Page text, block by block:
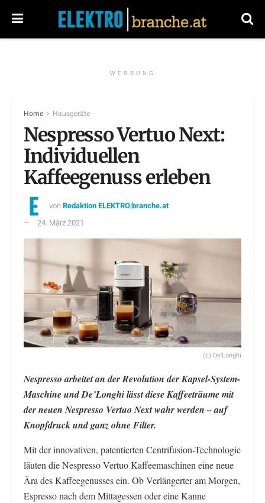
WERBUNG
Home Hausgeräte
Nespresso Vertuo Next:
Individuellen
Kaffeegenuss erleben
vonRedaktion ELEKTRO|branche.at
24. März 2021
(c) De'Longhi
Nespresso arbeitet an der Revolution der Kapsel-System-
Maschine und De’Longhi lässt diese Kaffeeträume mit
der neuen Nespresso Vertuo Next wahr werden – auf
Knopfdruck und ganz ohne Filter.
Mit der innovativen, patentierten Centrifusion-Technologie
läuten die Nespresso Vertuo Kaffeemaschinen eine neue
Ära des Kaffeegenusses ein. Ob Verlängerter am Morgen,
Espresso nach dem Mittagessen oder eine Kanne